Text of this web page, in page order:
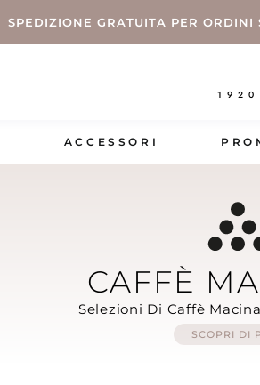
SPEDIZIONE GRATUITA PER
1920
ACCESSORI
CAFFÈ
Selezioni Di Caffè
SCOPRI DI